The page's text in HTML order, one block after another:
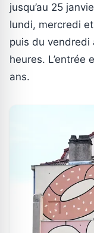
jusqu’au 25
lundi, mercredi
puis du vendredi
heures. L’entrée
ans.